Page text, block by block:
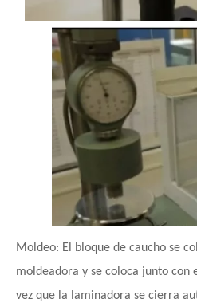
Moldeo: El bloque de caucho se
moldeadora y se coloca junto con
vez que la laminadora se cierra